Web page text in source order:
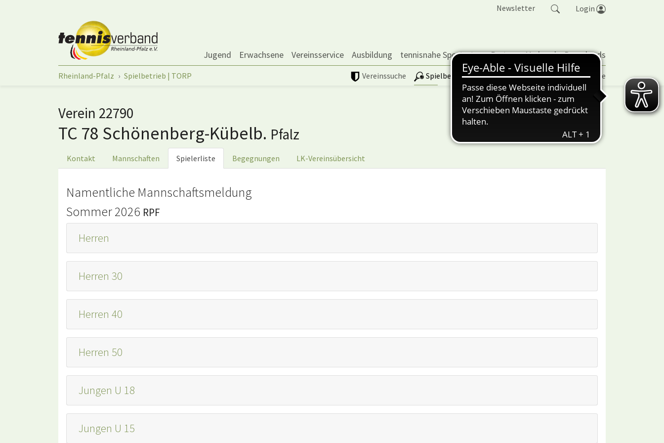
Newsletter Login
Jugend Erwachsene Vereinsservice Ausbildung tennisnahe Sportarten Partner Verband Downloads
Vereinssuche Spielbetrieb | TORP Vereinspokal Turniere
Sie sind hier:
Rheinland-Pfalz Spielbetrieb | TORP
Verein 22790
TC 78 Schönenberg-Kübelb. Pfalz
Kontakt Mannschaften Spielerliste Begegnungen LK-Vereinsübersicht
Namentliche Mannschaftsmeldung
Sommer 2026 RPF
Herren
Herren 30
Herren 40
Herren 50
Jungen U 18
Jungen U 15